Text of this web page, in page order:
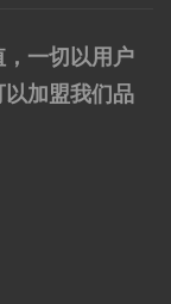
，一切以用户
加盟我们品